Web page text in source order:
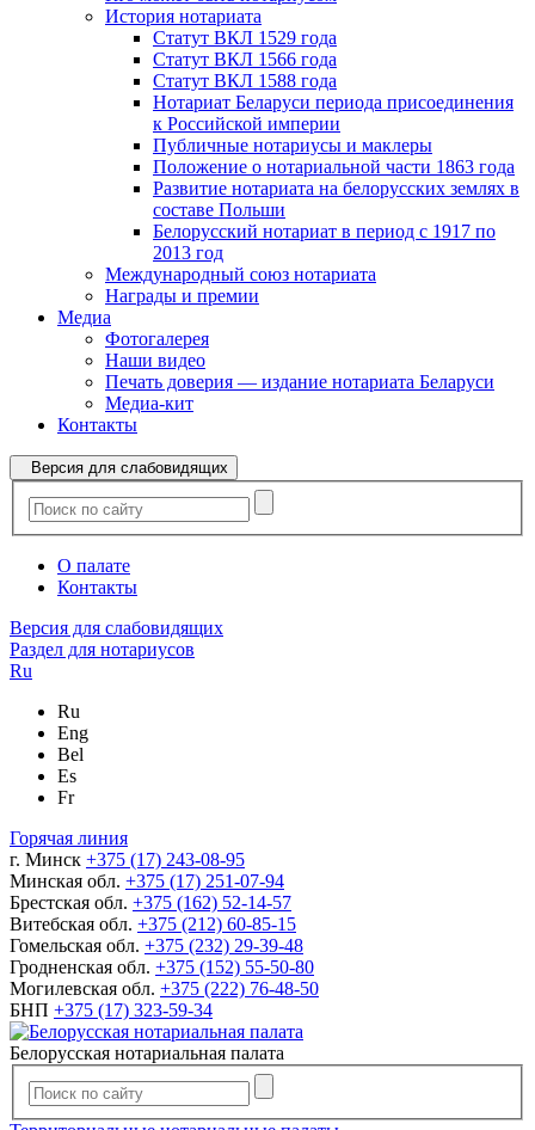
История нотариата
Статут ВКЛ 1529 года
Статут ВКЛ 1566 года
Статут ВКЛ 1588 года
Нотариат Беларуси периода присоединения
к Российской империи
Публичные нотариусы и маклеры
Положение о нотариальной части 1863 года
Развитие нотариата на белорусских землях в
составе Польши
Белорусский нотариат в период с 1917 по
2013 год
Международный союз нотариата
Награды и премии
Медиа
Фотогалерея
Наши видео
Печать доверия — издание нотариата Беларуси
Медиа-кит
Контакты
Версия для слабовидящих
О палате
Контакты
Версия для слабовидящих
Раздел для нотариусов
Ru
Ru
Eng
Bel
Es
Fr
Горячая линия
г. Минск +375 (17) 243-08-95
Минская обл. +375 (17) 251-07-94
Брестская обл. +375 (162) 52-14-57
Витебская обл. +375 (212) 60-85-15
Гомельская обл. +375 (232) 29-39-48
Гродненская обл. +375 (152) 55-50-80
Могилевская обл. +375 (222) 76-48-50
БНП +375 (17) 323-59-34
Белорусская нотариальная палата